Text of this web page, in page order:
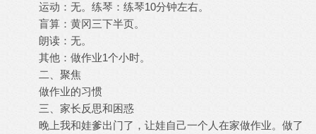
运动：无。练琴：练琴10分钟左右。
盲算：黄冈三下半页。
朗读：无。
其他：做作业1个小时。
二、聚焦
做作业的习惯
三、家长反思和困惑
晚上我和娃爹出门了，让娃自己一个人在家做作业。做了